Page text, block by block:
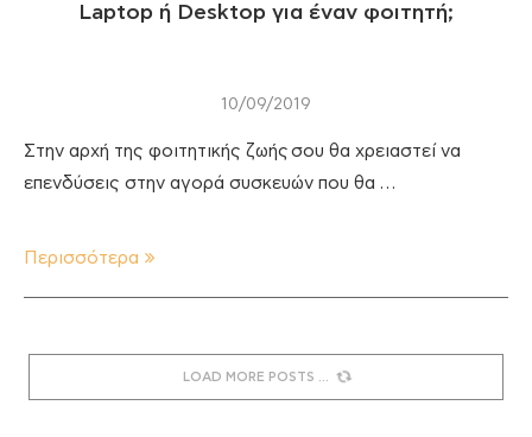
Laptop ή Desktop για έναν φοιτητή;
10/09/2019
Στην αρχή της φοιτητικής ζωής σου θα χρειαστεί να
επενδύσεις στην αγορά συσκευών που θα …
Περισσότερα
LOAD MORE POSTS